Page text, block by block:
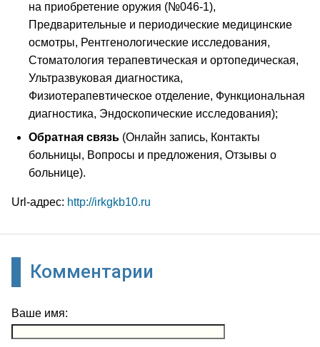
на приобретение оружия (№046-1),
Предварительные и периодические медицинские
осмотры, Рентгенологические исследования,
Cтоматология терапевтическая и ортопедическая,
Ультразвуковая диагностика,
Физиотерапевтическое отделение, Функциональная
диагностика, Эндоскопические исследования);
Обратная связь (Онлайн запись, Контакты
больницы, Вопросы и предложения, Отзывы о
больнице).
Url-адрес: http://irkgkb10.ru
Комментарии
Ваше имя: